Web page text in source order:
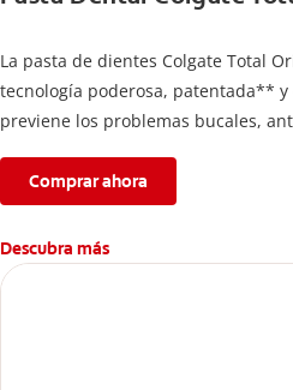
La pasta de dientes Colgate Total
tecnología poderosa, patentada**
previene los problemas bucales,
completa limpieza dental.
*Con el cepillado 2 veces por día y
semanas.
**Patentada en Estados Unidos.
Comprar ahora
Descubra más